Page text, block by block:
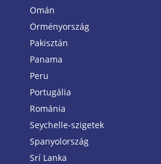
Omán
Örményország
Pakisztán
Panama
Peru
Portugália
Románia
Seychelle-szigetek
Spanyolország
Srí Lanka